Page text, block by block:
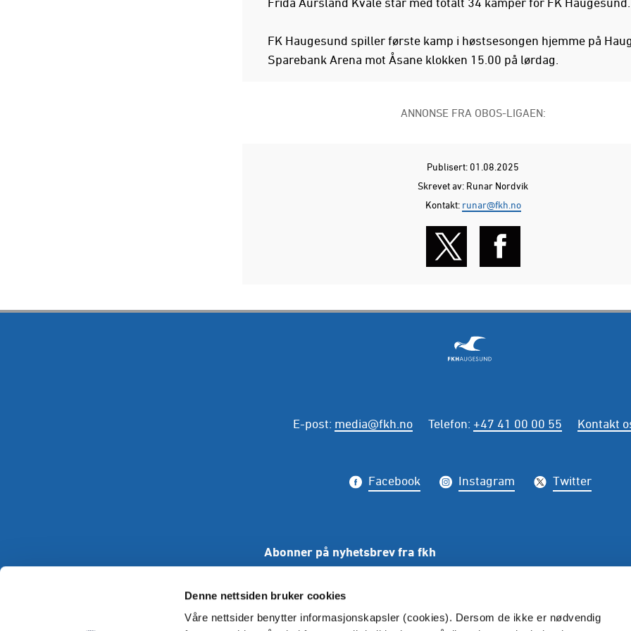
Denne nettsiden bruker cookies
Våre nettsider benytter informasjonskapsler (cookies). Dersom de ikke er nødvendig
FK Haugesund spiller første kamp i høstsesongen hjemme på
Sparebank Arena mot Åsane klokken 15.00 på lørdag.
ANNONSE FRA OBOS-LIGAEN:
Publisert: 01.08.2025
Skrevet av: Runar Nordvik
Kontakt: runar@fkh.no
E-post: media@fkh.no Telefon: +47 41 00 00 55 Kontakt
Facebook Instagram Twitter
Abonner på nyhetsbrev fra fkh